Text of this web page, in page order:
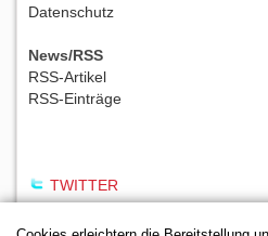
Datenschutz
News/RSS
RSS-Artikel
RSS-Einträge
TWITTER